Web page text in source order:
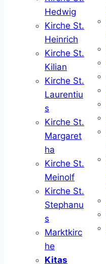
Hedwig
Kirche St.
Heinrich
Kirche St.
Kilian
Kirche St.
Laurentiu
s
Kirche St.
Margaret
ha
Kirche St.
Meinolf
Kirche St.
Stephanu
s
Marktkirc
he
Kitas